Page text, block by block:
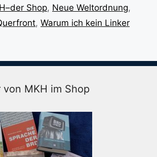
Shop, Neue Weltordnung,
, Warum ich kein Linker
MKH im Shop